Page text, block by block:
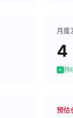
月度
4
持
预估